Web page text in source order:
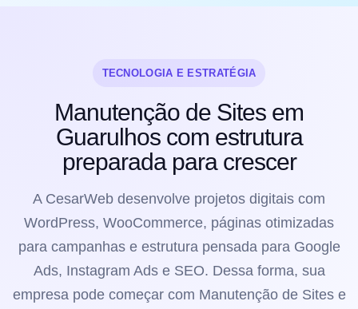
TECNOLOGIA E ESTRATÉGIA
Manutenção de Sites em
Guarulhos com estrutura
preparada para crescer
A CesarWeb desenvolve projetos digitais com
WordPress, WooCommerce, páginas otimizadas
para campanhas e estrutura pensada para Google
Ads, Instagram Ads e SEO. Dessa forma, sua
empresa pode começar com Manutenção de Sites e